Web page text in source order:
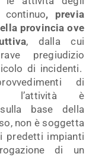
, previa
provincia ove
, dalla cui
pregiudizio
di incidenti.
di
l’attività è
base della
non è soggetta
predetti impianti
di un